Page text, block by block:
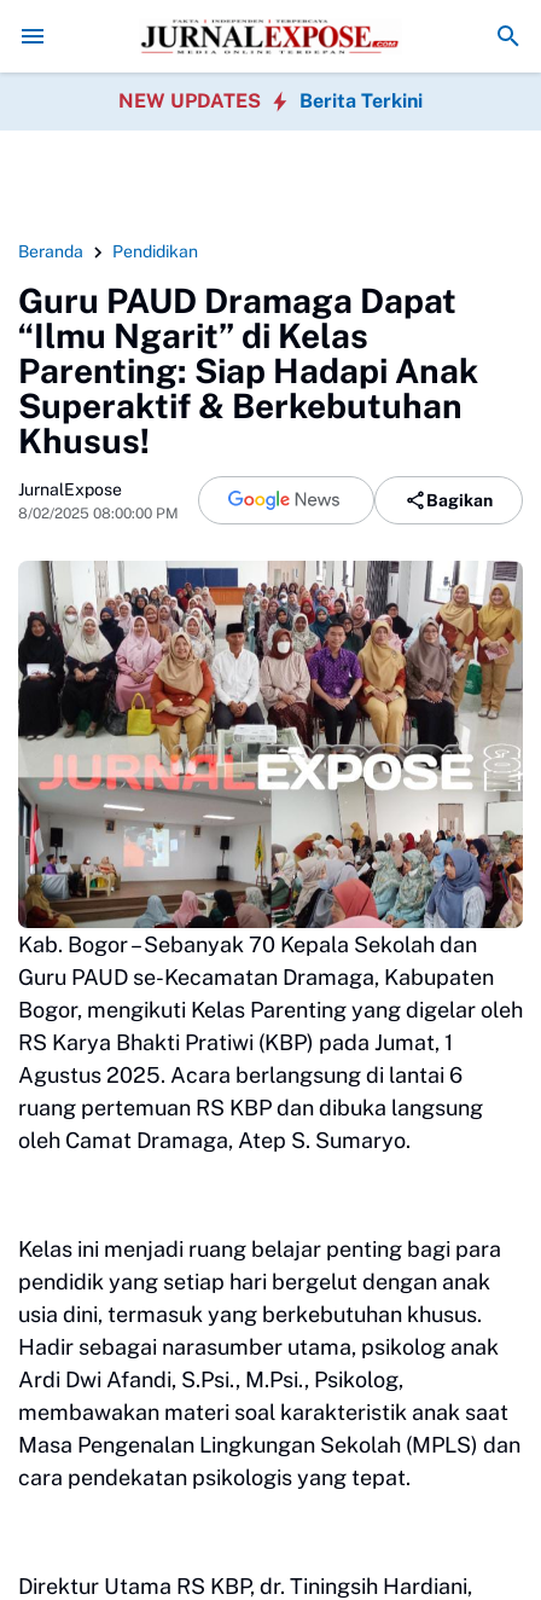
Bomang Disorot, Perawatan Pohon Dipertanyakan Orang Tua
NEW UPDATES Berita Terkini
Beranda Pendidikan
Guru PAUD Dramaga Dapat
“Ilmu Ngarit” di Kelas
Parenting: Siap Hadapi Anak
Superaktif & Berkebutuhan
Khusus!
JurnalExpose
8/02/2025 08:00:00 PM
Bagikan
Kab. Bogor – Sebanyak 70 Kepala Sekolah dan
Guru PAUD se-Kecamatan Dramaga, Kabupaten
Bogor, mengikuti Kelas Parenting yang digelar oleh
RS Karya Bhakti Pratiwi (KBP) pada Jumat, 1
Agustus 2025. Acara berlangsung di lantai 6
ruang pertemuan RS KBP dan dibuka langsung
oleh Camat Dramaga, Atep S. Sumaryo.
Kelas ini menjadi ruang belajar penting bagi para
pendidik yang setiap hari bergelut dengan anak
usia dini, termasuk yang berkebutuhan khusus.
Hadir sebagai narasumber utama, psikolog anak
Ardi Dwi Afandi, S.Psi., M.Psi., Psikolog,
membawakan materi soal karakteristik anak saat
Masa Pengenalan Lingkungan Sekolah (MPLS) dan
cara pendekatan psikologis yang tepat.
Direktur Utama RS KBP, dr. Tiningsih Hardiani,